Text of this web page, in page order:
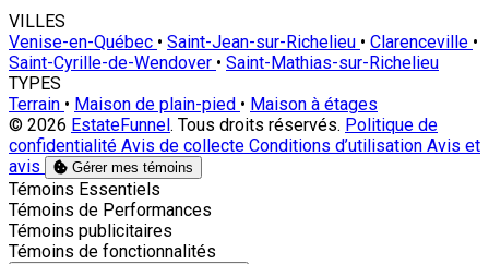
VILLES
Venise-en-Québec • Saint-Jean-sur-Richelieu • Clarenceville •
Saint-Cyrille-de-Wendover • Saint-Mathias-sur-Richelieu
TYPES
Terrain • Maison de plain-pied • Maison à étages
© 2026 EstateFunnel. Tous droits réservés. Politique de
confidentialité Avis de collecte Conditions d’utilisation Avis et
avis
Gérer mes témoins
Activer
Témoins Essentiels
Activer
Témoins de Performances
Activer
Témoins publicitaires
Activer
Témoins de fonctionnalités